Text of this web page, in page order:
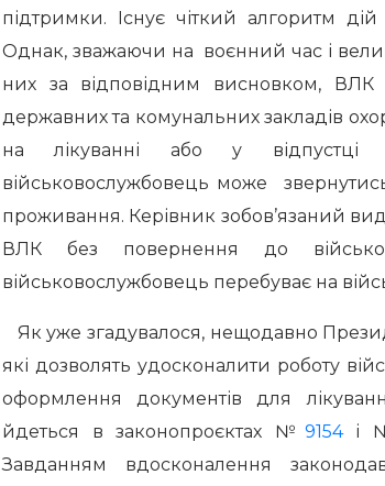
підтримки. Існує чіткий алгоритм
Однак, зважаючи на воєнний час і
них за відповідним висновком, ВЛК
державних та комунальних закладів
на лікуванні або у відпустці
військовослужбовець може
проживання. Керівник зобов’язаний
ВЛК без повернення до
військовослужбовець перебуває на
Як уже згадувалося, нещодавно
які дозволять удосконалити роботу
оформлення документів для
йдеться в законопроєктах № 9154і
Завданням вдосконалення